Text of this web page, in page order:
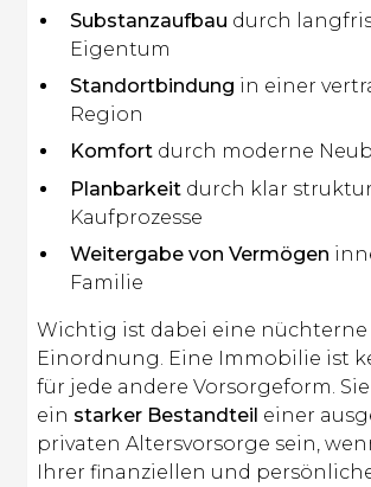
Substanzaufbau durch
Eigentum
Standortbindung in einer
Region
Komfort durch moderne
Planbarkeit durch klar
Kaufprozesse
Weitergabe von Vermögen
Familie
Wichtig ist dabei eine nüchterne
Einordnung. Eine Immobilie ist
für jede andere Vorsorgeform.
ein starker Bestandteil einer
privaten Altersvorsorge sein,
Ihrer finanziellen und